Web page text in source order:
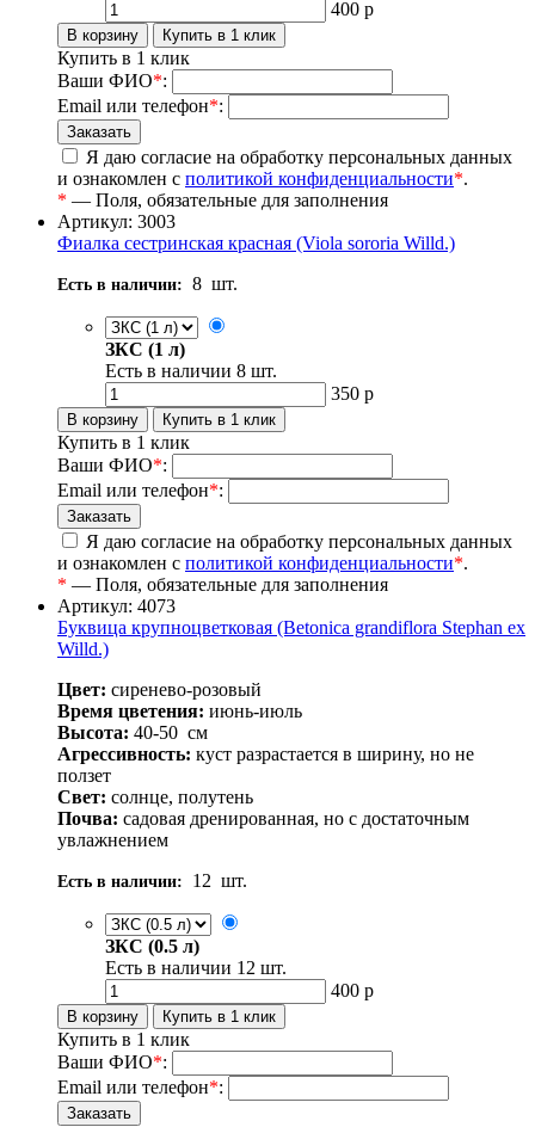
400 р
Купить в 1 клик
Ваши ФИО*:
Email или телефон*:
Я даю согласие на обработку персональных данных
и ознакомлен с политикой конфиденциальности*.
* — Поля, обязательные для заполнения
Артикул: 3003
Фиалка сестринская красная (Viola sororia Willd.)
Есть в наличии: 8 шт.
ЗКС (1 л)
Есть в наличии 8 шт.
350 р
Купить в 1 клик
Ваши ФИО*:
Email или телефон*:
Я даю согласие на обработку персональных данных
и ознакомлен с политикой конфиденциальности*.
* — Поля, обязательные для заполнения
Артикул: 4073
Буквица крупноцветковая (Betonica grandiflora Stephan ex
Willd.)
Цвет: сиренево-розовый
Время цветения: июнь-июль
Высота: 40-50 см
Агрессивность: куст разрастается в ширину, но не
ползет
Свет: солнце, полутень
Почва: садовая дренированная, но с достаточным
увлажнением
Есть в наличии: 12 шт.
ЗКС (0.5 л)
Есть в наличии 12 шт.
400 р
Купить в 1 клик
Ваши ФИО*:
Email или телефон*: